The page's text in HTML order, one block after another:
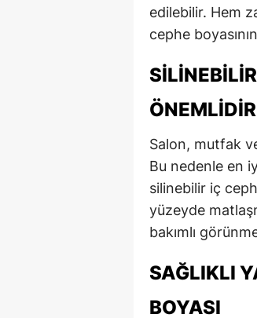
edilebilir. Hem
cephe
Salon, mutfak
Bu nedenle en
silinebilir iç
yüzeyde
bakımlı
SAĞLIKLI
BOYASI